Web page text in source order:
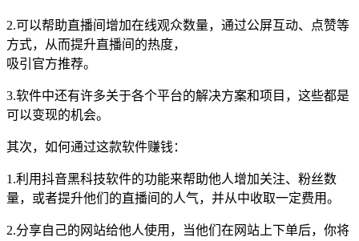
2.可以帮助直播间增加在线观众数量，通过公屏互动、点赞等
方式，从而提升直播间的热度，
吸引官方推荐。
3.软件中还有许多关于各个平台的解决方案和项目，这些都是
可以变现的机会。
其次，如何通过这款软件赚钱：
1.利用抖音黑科技软件的功能来帮助他人增加关注、粉丝数
量，或者提升他们的直播间的人气，并从中收取一定费用。
2.分享自己的网站给他人使用，当他们在网站上下单后，你将